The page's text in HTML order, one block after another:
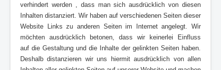
verhindert werden , dass man sich ausdrücklich von diesen
Inhalten distanziert. Wir haben auf verschiedenen Seiten dieser
Website Links zu anderen Seiten im Internet angelegt. Wir
möchten ausdrücklich betonen, dass wir keinerlei Einfluss
auf die Gestaltung und die Inhalte der gelinkten Seiten haben.
Deshalb distanzieren wir uns hiermit ausdrücklich von allen